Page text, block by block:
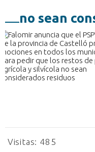
no sean
Visitas: 485